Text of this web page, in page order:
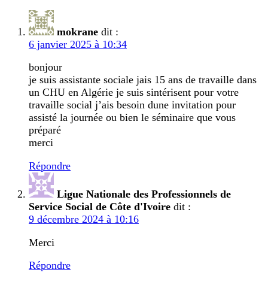
mokrane dit :
6 janvier 2025 à 10:34
bonjour
je suis assistante sociale jais 15 ans de travaille dans
un CHU en Algérie je suis sintérisent pour votre
travaille social j’ais besoin dune invitation pour
assisté la journée ou bien le séminaire que vous
préparé
merci
Répondre
Ligue Nationale des Professionnels de
Service Social de Côte d'Ivoire dit :
9 décembre 2024 à 10:16
Merci
Répondre